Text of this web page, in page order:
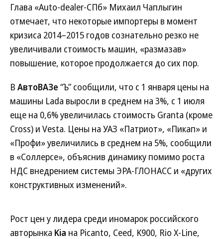
Глава «Auto-dealer-СПб» Михаил Чаплыгин
отмечает, что некоторые импортеры в момент
кризиса 2014–2015 годов сознательно резко не
увеличивали стоимость машин, «размазав»
повышение, которое продолжается до сих пор.
В АвтоВАЗе “Ъ” сообщили, что с 1 января цены на
машины Lada выросли в среднем на 3%, с 1 июля
еще на 0,6% увеличилась стоимость Granta (кроме
Cross) и Vesta. Цены на УАЗ «Патриот», «Пикап» и
«Профи» увеличились в среднем на 5%, сообщили
в «Соллерсе», объяснив динамику помимо роста
НДС внедрением системы ЭРА-ГЛОНАСС и «других
конструктивных изменений».
Рост цен у лидера среди иномарок российского
авторынка Kia на Picanto, Ceed, K900, Rio X-Line,